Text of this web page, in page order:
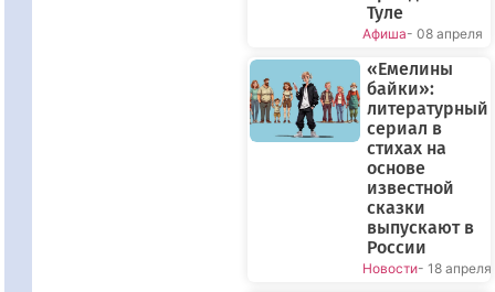
Туле
Афиша- 08 апреля
«Емелины
байки»:
литературный
сериал в
стихах на
основе
известной
сказки
выпускают в
России
Новости- 18 апреля